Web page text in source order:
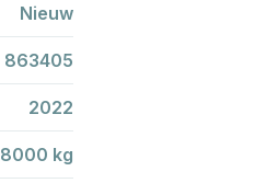
Nieuw
863405
2022
8000 kg